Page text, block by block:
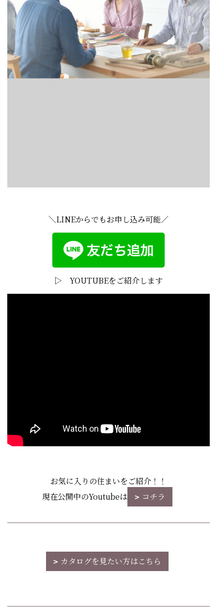
＼LINEからでもお申し込み可能／
▷ YOUTUBEをご紹介します
お気に入りの住まいをご紹介！！
現在公開中のYoutubeは
コチラ
カタログを見たい方はこちら